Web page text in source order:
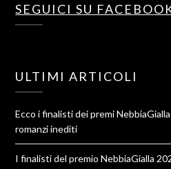
SEGUICI SU
ULTIMI ARTICOLI
Ecco i finalisti dei premi
romanzi inediti
I finalisti del premio NebbiaGialla